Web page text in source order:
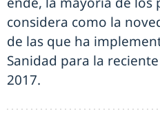
considera como la
de las que ha
Sanidad para la
2017.